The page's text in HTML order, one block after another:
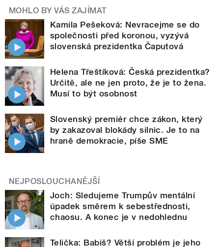
MOHLO BY VÁS ZAJÍMAT
Kamila Pešeková: Nevracejme se do
společnosti před koronou, vyzývá
slovenská prezidentka Čaputová
Helena Třeštíková: Česká prezidentka?
Určitě, ale ne jen proto, že je to žena.
Musí to být osobnost
Slovenský premiér chce zákon, který
by zakazoval blokády silnic. Je to na
hraně demokracie, píše SME
NEJPOSLOUCHANĚJŠÍ
Joch: Sledujeme Trumpův mentální
úpadek směrem k sebestřednosti,
chaosu. A konec je v nedohlednu
Telička: Babiš? Větší problém je jeho